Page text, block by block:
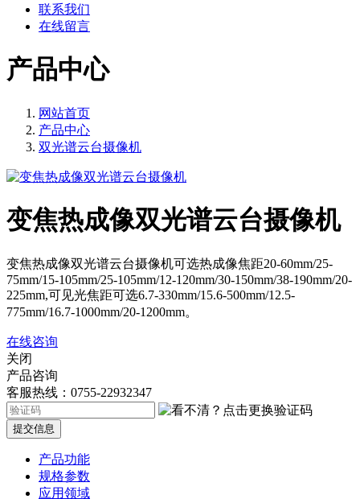
联系我们
在线留言
产品中心
网站首页
产品中心
双光谱云台摄像机
变焦热成像双光谱云台摄像机
变焦热成像双光谱云台摄像机可选热成像焦距20-60mm/25-
75mm/15-105mm/25-105mm/12-120mm/30-150mm/38-190mm/20-
225mm,可见光焦距可选6.7-330mm/15.6-500mm/12.5-
775mm/16.7-1000mm/20-1200mm。
在线咨询
关闭
产品咨询
客服热线：0755-22932347
提交信息
产品功能
规格参数
应用领域